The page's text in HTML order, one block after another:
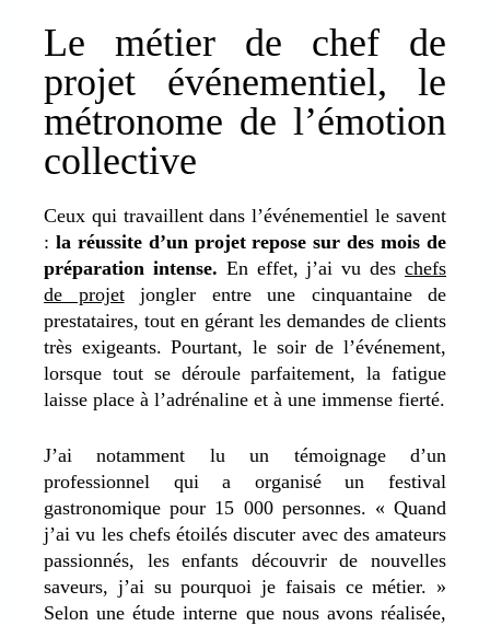
Le métier de chef de
projet événementiel, le
métronome de l’émotion
collective
Ceux qui travaillent dans l’événementiel le savent
: la réussite d’un projet repose sur des mois de
préparation intense. En effet, j’ai vu deschefs
de projetjongler entre une cinquantaine de
prestataires, tout en gérant les demandes de clients
très exigeants. Pourtant, le soir de l’événement,
lorsque tout se déroule parfaitement, la fatigue
laisse place à l’adrénaline et à une immense fierté.
J’ai notamment lu un témoignage d’un
professionnel qui a organisé un festival
gastronomique pour 15 000 personnes. « Quand
j’ai vu les chefs étoilés discuter avec des amateurs
passionnés, les enfants découvrir de nouvelles
saveurs, j’ai su pourquoi je faisais ce métier. »
Selon une étude interne que nous avons réalisée,